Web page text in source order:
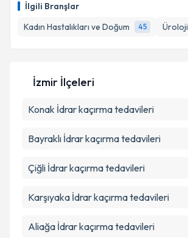
İlgili Branşlar
Kadın Hastalıkları ve Doğum
45 Üroloji
İzmir İlçeleri
Konak İdrar kaçırma tedavileri
Bayraklı İdrar kaçırma tedavileri
Çiğli İdrar kaçırma tedavileri
Karşıyaka İdrar kaçırma tedavileri
Aliağa İdrar kaçırma tedavileri